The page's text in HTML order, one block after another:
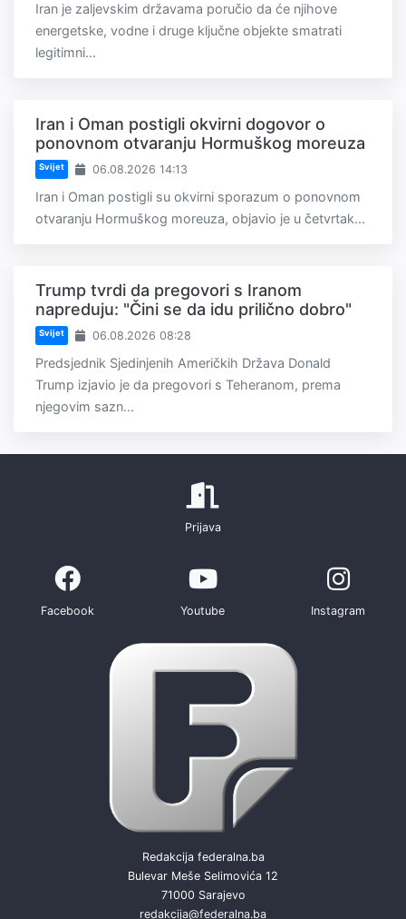
Iran je zaljevskim državama poručio da će njihove
energetske, vodne i druge ključne objekte smatrati
legitimni...
Iran i Oman postigli okvirni dogovor o
ponovnom otvaranju Hormuškog moreuza
Svijet 06.08.2026 14:13
Iran i Oman postigli su okvirni sporazum o ponovnom
otvaranju Hormuškog moreuza, objavio je u četvrtak...
Trump tvrdi da pregovori s Iranom
napreduju: "Čini se da idu prilično dobro"
Svijet 06.08.2026 08:28
Predsjednik Sjedinjenih Američkih Država Donald
Trump izjavio je da pregovori s Teheranom, prema
njegovim sazn...
Prijava
Facebook Youtube Instagram
Redakcija federalna.ba
Bulevar Meše Selimovića 12
71000 Sarajevo
redakcija@federalna.ba